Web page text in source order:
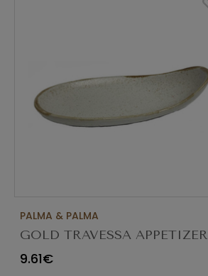
PALMA & PALMA
GOLD TRAVESSA APPETIZER
Ø23X12CM
9.61€